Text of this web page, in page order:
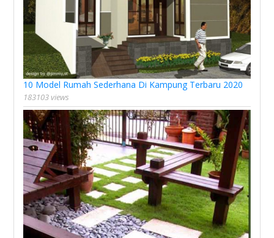
10 Model Rumah Sederhana Di Kampung Terbaru 2020
183103 views